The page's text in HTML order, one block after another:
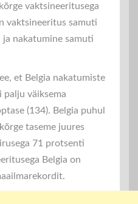
vaktsineeritusega
vaktsineeritus samuti
nakatumine samuti
et Belgia nakatumiste
palju väiksema
(134). Belgia puhul
taseme juures
71 protsenti
Belgia on